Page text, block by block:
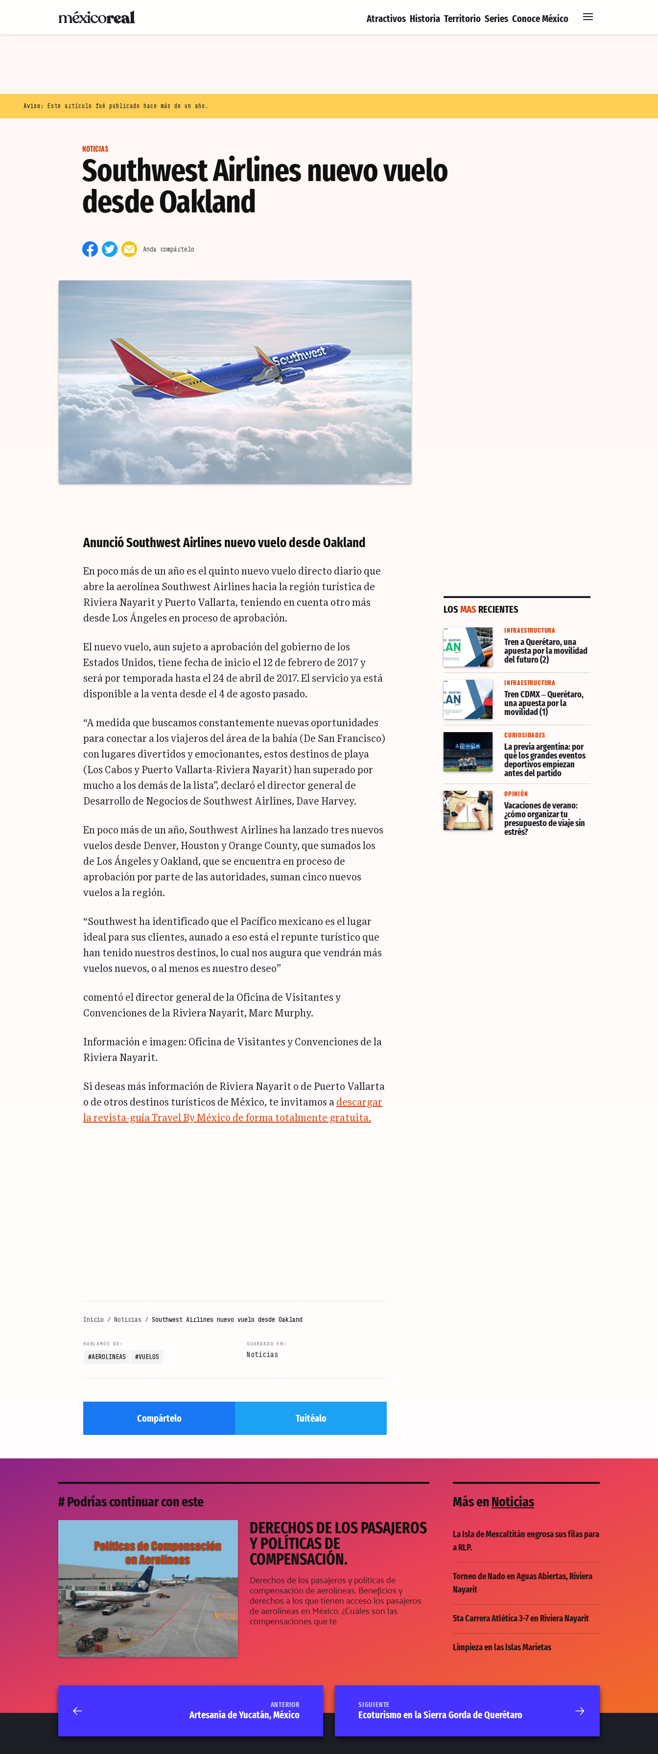
Atractivos Historia Territorio Series Conoce México
Aviso: Este artículo fué publicado hace más de un año.
NOTICIAS
Southwest Airlines nuevo vuelo
desde Oakland
Anunció Southwest Airlines nuevo vuelo desde Oakland
En poco más de un año es el quinto nuevo vuelo directo diario que
abre la aerolínea Southwest Airlines hacia la región turística de
Riviera Nayarit y Puerto Vallarta, teniendo en cuenta otro más
desde Los Ángeles en proceso de aprobación.
El nuevo vuelo, aun sujeto a aprobación del gobierno de los
Estados Unidos, tiene fecha de inicio el 12 de febrero de 2017 y
será por temporada hasta el 24 de abril de 2017. El servicio ya está
disponible a la venta desde el 4 de agosto pasado.
“A medida que buscamos constantemente nuevas oportunidades
para conectar a los viajeros del área de la bahía (De San Francisco)
con lugares divertidos y emocionantes, estos destinos de playa
(Los Cabos y Puerto Vallarta-Riviera Nayarit) han superado por
mucho a los demás de la lista”, declaró el director general de
Desarrollo de Negocios de Southwest Airlines, Dave Harvey.
En poco más de un año, Southwest Airlines ha lanzado tres nuevos
vuelos desde Denver, Houston y Orange County, que sumados los
de Los Ángeles y Oakland, que se encuentra en proceso de
aprobación por parte de las autoridades, suman cinco nuevos
vuelos a la región.
“Southwest ha identificado que el Pacífico mexicano es el lugar
ideal para sus clientes, aunado a eso está el repunte turístico que
han tenido nuestros destinos, lo cual nos augura que vendrán más
vuelos nuevos, o al menos es nuestro deseo”
comentó el director general de la Oficina de Visitantes y
Convenciones de la Riviera Nayarit, Marc Murphy.
Información e imagen: Oficina de Visitantes y Convenciones de la
Riviera Nayarit.
Si deseas más información de Riviera Nayarit o de Puerto Vallarta
o de otros destinos turísticos de México, te invitamos a descargar
la revista-guía Travel By México de forma totalmente gratuita.
Inicio / Noticias / Southwest Airlines nuevo vuelo desde Oakland
AEROLINEAS VUELOS Noticias
Compártelo Tuitéalo
LOSMAS RECIENTES
INFRAESTRUCTURA
Tren a Querétaro, una
apuesta por la movilidad
del futuro (2)
INFRAESTRUCTURA
Tren CDMX – Querétaro,
una apuesta por la
movilidad (1)
CURIOSIDADES
La previa argentina: por
qué los grandes eventos
deportivos empiezan
antes del partido
OPINIÓN
Vacaciones de verano:
¿cómo organizar tu
presupuesto de viaje sin
estrés?
# Podrías continuar con este
DERECHOS DE LOS PASAJEROS
Y POLÍTICAS DE
COMPENSACIÓN.
Derechos de los pasajeros y políticas de
compensación de aerolíneas. Beneficios y
derechos a los que tienen acceso los pasajeros
de aerolíneas en México. ¿Cuáles son las
compensaciones que te
Más enNoticias
La Isla de Mexcaltitán engrosa sus filas para
a RLP.
Torneo de Nado en Aguas Abiertas, Riviera
Nayarit
5ta Carrera Atlética 3-7 en Riviera Nayarit
Limpieza en las Islas Marietas
ANTERIOR
Artesanía de Yucatán, México
SIGUIENTE
Ecoturismo en la Sierra Gorda de Querétaro